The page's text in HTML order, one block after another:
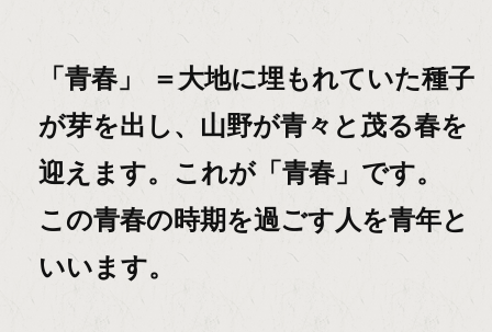
「青春」 ＝大地に埋もれていた種子
が芽を出し、山野が青々と茂る春を
迎えます。これが「青春」です。
この青春の時期を過ごす人を青年と
いいます。